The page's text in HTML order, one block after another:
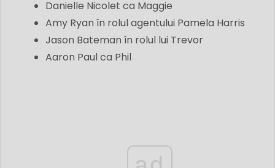
Danielle Nicolet ca Maggie
Amy Ryan în rolul agentului Pamela Harris
Jason Bateman în rolul lui Trevor
Aaron Paul ca Phil